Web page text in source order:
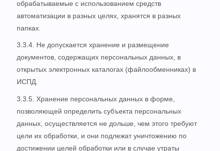
обрабатываемые с использованием средств
автоматизации в разных целях, хранятся в разных
папках.
3.3.4. Не допускается хранение и размещение
документов, содержащих персональных данных, в
открытых электронных каталогах (файлообменниках) в
ИСПД.
3.3.5. Хранение персональных данных в форме,
позволяющей определить субъекта персональных
данных, осуществляется не дольше, чем этого требуют
цели их обработки, и они подлежат уничтожению по
достижении целей обработки или в случае утраты